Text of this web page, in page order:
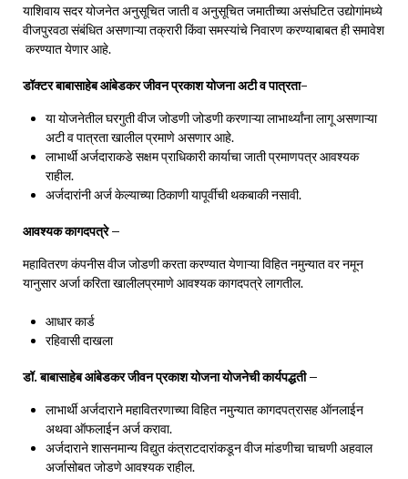
याशिवाय सदर योजनेत अनुसूचित जाती व अनुसूचित जमातीच्या असंघटित उद्योगांमध्ये
वीजपुरवठा संबंधित असणाऱ्या तक्रारी किंवा समस्यांचे निवारण करण्याबाबत ही समावेश
करण्यात येणार आहे.
डॉक्टर बाबासाहेब आंबेडकर जीवन प्रकाश योजना अटी व पात्रता-
या योजनेतील घरगुती वीज जोडणी जोडणी करणाऱ्या लाभार्थ्यांना लागू असणाऱ्या
अटी व पात्रता खालील प्रमाणे असणार आहे.
लाभार्थी अर्जदाराकडे सक्षम प्राधिकारी कार्याचा जाती प्रमाणपत्र आवश्यक
राहील.
अर्जदारांनी अर्ज केल्याच्या ठिकाणी यापूर्वीची थकबाकी नसावी.
आवश्यक कागदपत्रे –
महावितरण कंपनीस वीज जोडणी करता करण्यात येणाऱ्या विहित नमुन्यात वर नमून
यानुसार अर्जा करिता खालीलप्रमाणे आवश्यक कागदपत्रे लागतील.
आधार कार्ड
रहिवासी दाखला
डॉ. बाबासाहेब आंबेडकर जीवन प्रकाश योजना योजनेची कार्यपद्धती –
लाभार्थी अर्जदाराने महावितरणाच्या विहित नमुन्यात कागदपत्रासह ऑनलाईन
अथवा ऑफलाईन अर्ज करावा.
अर्जदाराने शासनमान्य विद्युत कंत्राटदारांकडून वीज मांडणीचा चाचणी अहवाल
अर्जासोबत जोडणे आवश्यक राहील.